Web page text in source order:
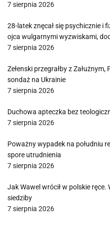
7 sierpnia 2026
28-latek znęcał się psychicznie i
ojca wulgarnymi wyzwiskami,
7 sierpnia 2026
Zełenski przegrałby z
sondaż na Ukrainie
7 sierpnia 2026
Duchowa apteczka bez
7 sierpnia 2026
Poważny wypadek na południu
spore utrudnienia
7 sierpnia 2026
Jak Wawel wrócił w polskie
siedziby
7 sierpnia 2026